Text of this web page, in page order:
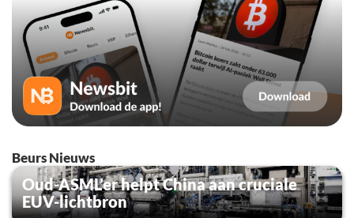
Beurs Nieuws
Oud-ASML’er helpt China aan cruciale
EUV-lichtbron